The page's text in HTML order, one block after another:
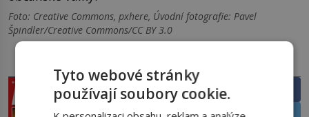
Foto: Creative Commons, pxhere, Úvodní fotografie: Pavel
Špindler/Creative Commons/CC BY 3.0
PRÁVĚ V PRODEJI
Facebook
Tyto webové stránky
používají soubory cookie.